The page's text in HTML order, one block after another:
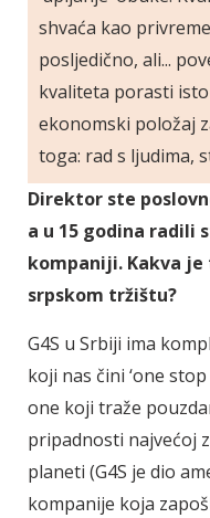
shvaća kao
posljedično, ali...
kvaliteta porasti
ekonomski položaj
toga: rad s ljudima,
Direktor ste
a u 15 godina radili
kompaniji. Kakva je
srpskom tržištu?
G4S u Srbiji ima
koji nas čini ‘one
one koji traže
pripadnosti najvećoj
planeti (G4S je dio
kompanije koja